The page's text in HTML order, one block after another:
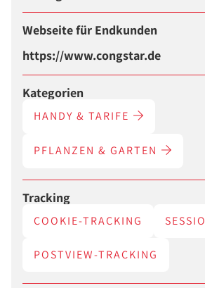
Webseite für Endkunden
https://www.congstar.de
Kategorien
HANDY & TARIFE
PFLANZEN & GARTEN
Tracking
COOKIE-TRACKING
POSTVIEW-TRACKING